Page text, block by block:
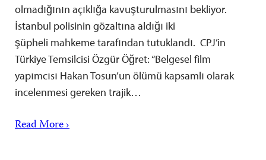
olmadığının açıklığa kavuşturulmasını bekliyor.
İstanbul polisinin gözaltına aldığı iki
şüpheli mahkeme tarafından tutuklandı. CPJ’in
Türkiye Temsilcisi Özgür Öğret: “Belgesel film
yapımcısı Hakan Tosun’un ölümü kapsamlı olarak
incelenmesi gereken trajik…
Read More ›